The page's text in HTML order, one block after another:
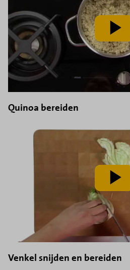
speel
video
af
Quinoa bereiden
video
af
Venkel snijden en bereiden